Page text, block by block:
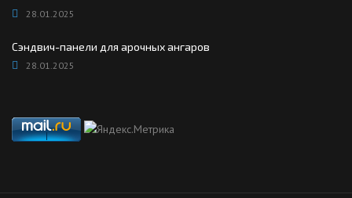
28.01.2025
Сэндвич-панели для арочных ангаров
28.01.2025